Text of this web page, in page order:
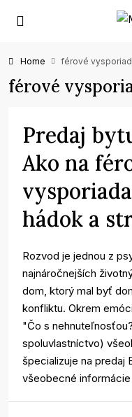
Home férové
férové
Predaj
Ako na
hádok a
Rozvod je jednou z
najnáročnejších
dom, ktorý mal byť
konfliktu. Okrem
"Čo s
spoluvlastníctvo)
špecializuje na predaj
všeobecné informácie